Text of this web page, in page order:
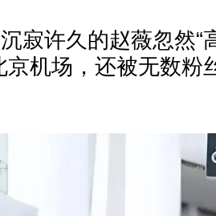
寂许久的赵薇忽然“
京机场，还被无数粉